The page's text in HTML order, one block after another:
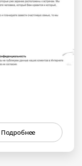
Подробнее